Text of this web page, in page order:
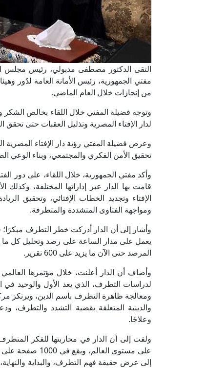
التقى الدكتور مصطفى مدبولي، رئيس مجلس
مفتي الجمهورية، رئيس الأمانة العامة لدُور
من إنجازات خلال العام الماضي.
وتوجه فضيلة المفتي خلال اللقاء بخالص الشكر
لدار الإفتاء المصرية وتذليل العقبات حتى
وعرض فضيلة المفتي رؤية دار الإفتاء
تحقيق الأمن الفكري والمجتمعي، وبناء الوعي
وأكد مفتي الجمهورية، خلال اللقاء، على دور
قامت بها الدار عبر إداراتها المختلفة،
الإفتاء وتجديد الخطاب الإفتائي، وتحقيق
ومواجهة الفتاوى المتشددة والمتطرفة.
يعمل على مدار الساعة على رصد وتحليل كل
المرصد حتى الآن ما يزيد على 600 تقرير.
وأضاف أن الدار أعلنت، خلال مؤتمرها
لدراسات التطرف، الذي يعد الأول والوحيد
ومعالجة ظاهرة التطرف باسم الدين، ويرتكز
والدينية المتعلقة بقضية التشدد
وعلاجًا.
ولفت إلى أن الدار في محاربتها للفكر
على مستوى
إلى عرض حقيقة فهم التطرف، والبداية